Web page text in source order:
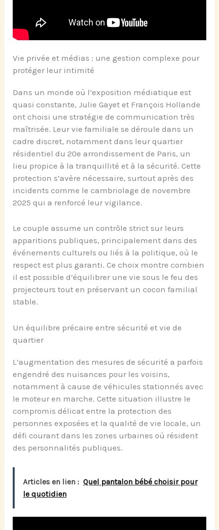
Vie privée et médias : une gestion complexe pour
protéger leur intimité
Dans un monde où l’exposition médiatique est
quasi constante, Julie Gayet et François Hollande
ont choisi une stratégie de communication très
maîtrisée. Leur vie familiale se déroule dans un
cadre discret, notamment dans leur quartier
résidentiel du 20e arrondissement de Paris, un
lieu propice à la tranquillité et à la sécurité. Cette
protection s’avère nécessaire, surtout après des
incidents comme le cambriolage de novembre
2025 qui a renforcé leur vigilance.
Le couple assume un contrôle strict sur leurs
apparitions publiques, principalement dans des
événements culturels ou liés à la politique, où le
respect est plus garanti. Ce choix montre combien
il est possible d’équilibrer une vie sous le feu des
projecteurs tout en préservant un cocon familial
stable.
Un équilibre précaire entre sécurité et vie de
quartier
L’augmentation des mesures de sécurité a parfois
engendré des nuisances pour les voisins,
notamment à cause de véhicules stationnés avec
le moteur en marche. Cette situation illustre le
compromis délicat entre la protection des
personnes exposées et la qualité de vie locale, un
défi courant dans les zones urbaines où résident
des personnalités publiques.
Articles en lien : Quel pantalon bébé choisir pour
le quotidien